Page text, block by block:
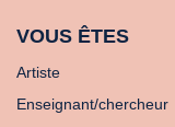
VOUS ÊTES
Artiste
Enseignant/chercheur